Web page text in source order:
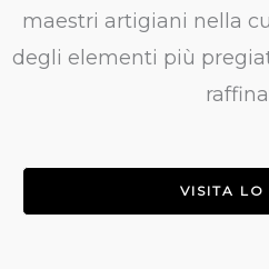
maestri artigiani nella
degli elementi più
VISITA LO